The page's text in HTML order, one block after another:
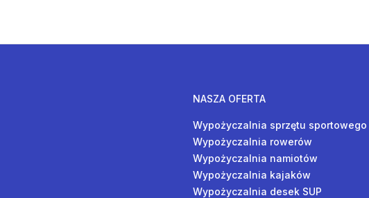
NASZA OFERTA
Wypożyczalnia sprzętu sportowego
Wypożyczalnia rowerów
Wypożyczalnia namiotów
Wypożyczalnia kajaków
Wypożyczalnia desek SUP